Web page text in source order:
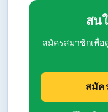
สน
สมัครสมาชิกเพื่
สมัค